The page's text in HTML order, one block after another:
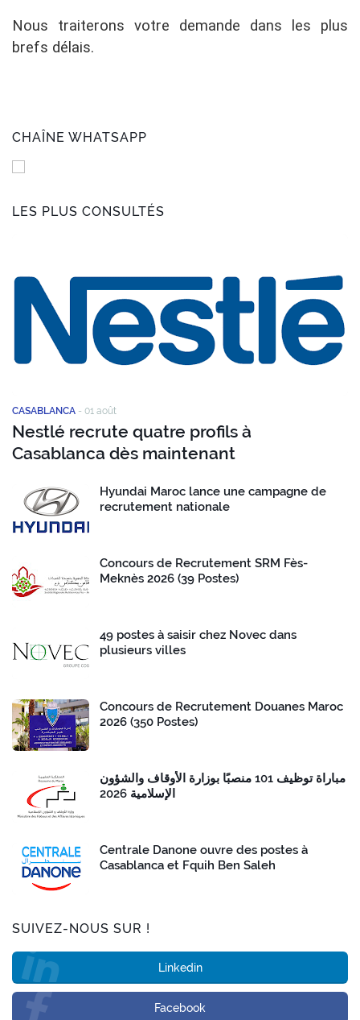
Nous traiterons votre demande dans les plus
brefs délais.
CHAÎNE WHATSAPP
LES PLUS CONSULTÉS
CASABLANCA - 01 août
Nestlé recrute quatre profils à
Casablanca dès maintenant
Hyundai Maroc lance une campagne de
recrutement nationale
Concours de Recrutement SRM Fès-
Meknès 2026 (39 Postes)
49 postes à saisir chez Novec dans
plusieurs villes
Concours de Recrutement Douanes Maroc
2026 (350 Postes)
مباراة توظيف 101 منصبًا بوزارة الأوقاف والشؤون
الإسلامية 2026
Centrale Danone ouvre des postes à
Casablanca et Fquih Ben Saleh
SUIVEZ-NOUS SUR !
Linkedin
Facebook